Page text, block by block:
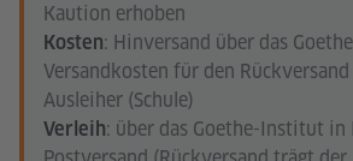
Kaution erhoben
Kosten: Hinversand über das
Versandkosten für den
Ausleiher (Schule)
Verleih: über das Goethe-Institut in